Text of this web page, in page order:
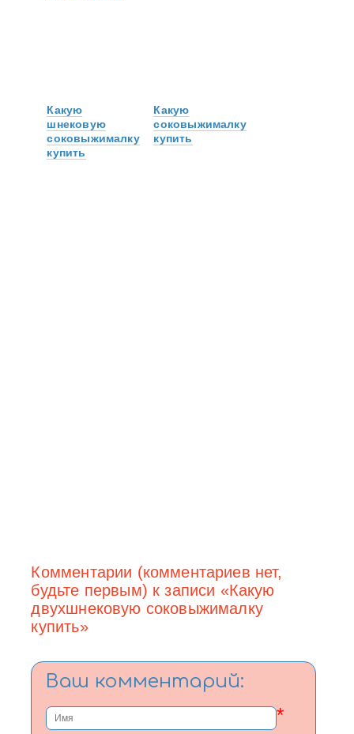
Какую
шнековую
соковыжималку
купить
Какую
соковыжималку
купить
Комментарии (комментариев нет,
будьте первым) к записи «Какую
двухшнековую соковыжималку
купить»
Ваш комментарий:
*